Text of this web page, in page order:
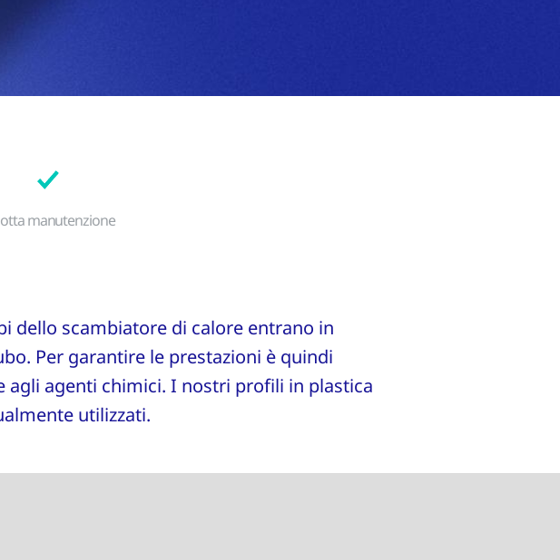
manutenzione
dello scambiatore di calore entrano in
Per garantire le prestazioni è quindi
agli agenti chimici. I nostri profili in plastica
utilizzati.